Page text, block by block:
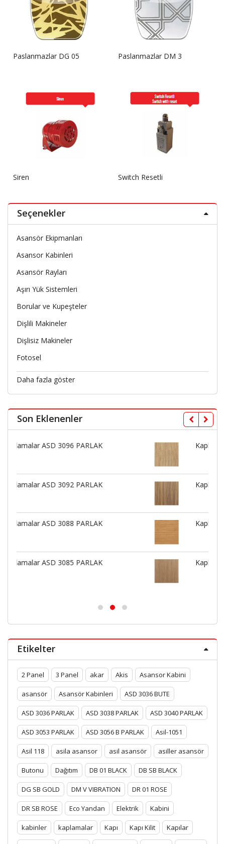
Paslanmazlar DG 05 Paslanmazlar DM 3
Siren Switch Resetli
Seçenekler
Asansör Ekipmanları
Asansor Kabinleri
Asansör Rayları
Aşırı Yük Sistemleri
Borular ve Kupeşteler
Dişlili Makineler
Dişlisiz Makineler
Fotosel
Daha fazla göster
Son Eklenenler
Kaplamalar ASD 3075 PARLAK
Kaplamalar ASD 3069 BUTE
Kaplamalar ASD 3126 PARLAK
Kaplamalar ASD 3126 BUTE
Etikelter
2 Panel 3 Panel akar Akis Asansor Kabini
asansör Asansör Kabinleri ASD 3036 BUTE
ASD 3036 PARLAK ASD 3038 PARLAK ASD 3040 PARLAK
ASD 3053 PARLAK ASD 3056 B PARLAK Asil-1051
Asil 118 asila asansor asil asansör asiller asansör
Butonu Dağıtım DB 01 BLACK DB SB BLACK
DG SB GOLD DM V VIBRATION DR 01 ROSE
DR SB ROSE Eco Yandan Elektrik Kabini
kabinler kaplamalar Kapı Kapı Kilit Kapılar